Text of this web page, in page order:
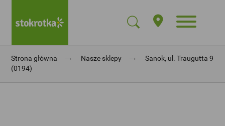
Strona główna → Nasze sklepy →
Sanok, ul. Traugutta 9
(0194)